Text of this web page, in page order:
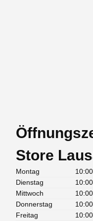
Store
Montag
Dienstag
Mittwoch
Donnerstag
Freitag